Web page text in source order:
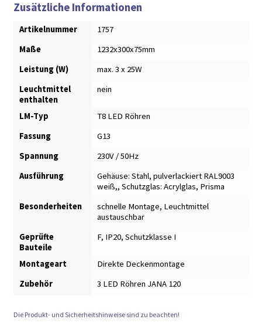
Zusätzliche Informationen
Artikelnummer
1757
Maße
1232x300x75mm
Leistung (W)
max. 3 x 25W
Leuchtmittel
enthalten
nein
LM-Typ
T8 LED Röhren
Fassung
G13
Spannung
230V / 50Hz
Ausführung
Gehäuse: Stahl, pulverlackiert RAL9003
weiß,, Schutzglas: Acrylglas, Prisma
Besonderheiten
schnelle Montage, Leuchtmittel
austauschbar
Geprüfte
Bauteile
F, IP20, Schutzklasse I
Montageart
Direkte Deckenmontage
Zubehör
3 LED Röhren JANA 120
Die Produkt- und Sicherheitshinweise sind zu beachten!